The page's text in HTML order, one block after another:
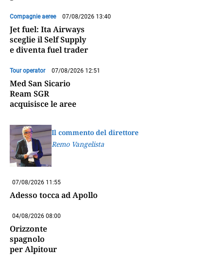
Compagnie aeree 07/08/2026 13:40
Jet fuel: Ita Airways
sceglie il Self Supply
e diventa fuel trader
Tour operator 07/08/2026 12:51
Med San Sicario
Ream SGR
acquisisce le aree
Il commento del direttore
Remo Vangelista
07/08/2026 11:55
Adesso tocca ad Apollo
04/08/2026 08:00
Orizzonte
spagnolo
per Alpitour